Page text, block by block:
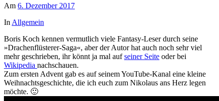
Am 6. Dezember 2017
In Allgemein
Boris Koch kennen vermutlich viele Fantasy-Leser durch seine
»Drachenflüsterer-Saga«, aber der Autor hat auch noch sehr viel
mehr geschrieben, ihr könnt ja mal aufseiner Seite oder bei
Wikipedia nachschauen.
Zum ersten Advent gab es auf seinem YouTube-Kanal eine kleine
Weihnachtsgeschichte, die ich euch zum Nikolaus ans Herz legen
möchte. 🙂